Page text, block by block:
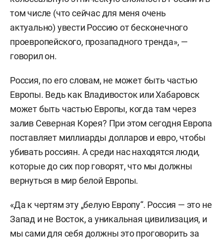
том числе (что сейчас для меня очень
актуально) увести Россию от бесконечного
проевропейского, прозападного тренда», —
говорил он.
Россия, по его словам, не может быть частью
Европы. Ведь как Владивосток или Хабаровск
может быть частью Европы, когда там через
залив Северная Корея? При этом сегодня Европа
поставляет миллиарды долларов и евро, чтобы
убивать россиян. А среди нас находятся люди,
которые до сих пор говорят, что мы должны
вернуться в мир белой Европы.
«Да к чертям эту „белую Европу“. Россия — это не
Запад и не Восток, а уникальная цивилизация, и
мы сами для себя должны это проговорить за